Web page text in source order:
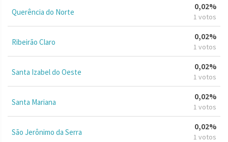
Querência do Norte
0,02%
1 votos
Ribeirão Claro
0,02%
1 votos
Santa Izabel do Oeste
0,02%
1 votos
Santa Mariana
0,02%
1 votos
São Jerônimo da Serra
0,02%
1 votos